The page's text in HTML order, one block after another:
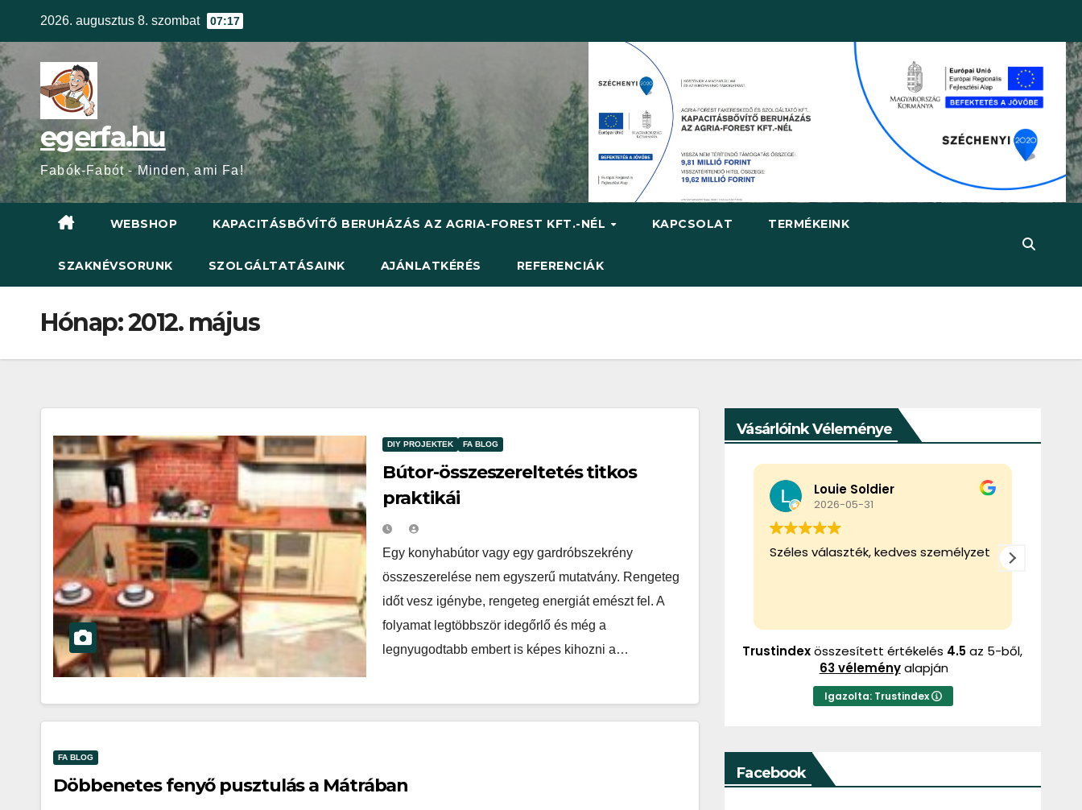
content
2026. augusztus 8. szombat 07:17
egerfa.hu
Fabók-Fabót - Minden, ami Fa!
WEBSHOP KAPACITÁSBŐVÍTŐ BERUHÁZÁS AZ AGRIA-FOREST KFT.-NÉL KAPCSOLAT TERMÉKEINK
SZAKNÉVSORUNK SZOLGÁLTATÁSAINK AJÁNLATKÉRÉS REFERENCIÁK
Hónap:2012. május
DIY PROJEKTEK FA BLOG
Bútor-összeszereltetés titkos
praktikái
Egy konyhabútor vagy egy gardróbszekrény
összeszerelése nem egyszerű mutatvány. Rengeteg
időt vesz igénybe, rengeteg energiát emészt fel. A
folyamat legtöbbször idegőrlő és még a
legnyugodtabb embert is képes kihozni a…
FA BLOG
Döbbenetes fenyő pusztulás a Mátrában
Vásárlóink Véleménye
Széles választék, kedves személyzet
Tibor Gál
2026-02-22
Ez a felhasználó csak egy értékelést
Trustindexösszesített értékelés 4.5az 5-ből,
63 véleményalapján
Igazolta: Trustindex
Facebook